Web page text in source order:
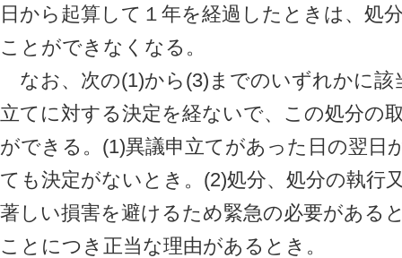
日から起算して１年を経過したときは、処
ことができなくなる。
なお、次の(1)から(3)までのいずれかに該
立てに対する決定を経ないで、この処分の
ができる。(1)異議申立てがあった日の翌日
ても決定がないとき。(2)処分、処分の執行
著しい損害を避けるため緊急の必要がある
ことにつき正当な理由があるとき。